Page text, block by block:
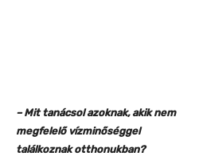
– Mit tanácsol azoknak, akik nem
megfelelő vízminőséggel
találkoznak otthonukban?